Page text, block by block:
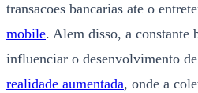
transacoes bancarias ate o
mobile. Alem disso, a constante
influenciar o desenvolvimento de
realidade aumentada, onde a